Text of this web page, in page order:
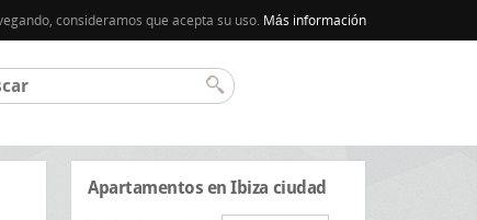
consideramos que acepta su uso. Más información
Apartamentos en Ibiza ciudad